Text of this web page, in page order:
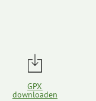
GPX
downloaden